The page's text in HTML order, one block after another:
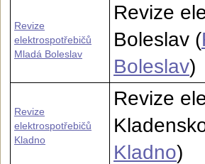
Revize
elektrospotřebičů
Mladá Boleslav
Revize
Boleslav (
Boleslav)
Revize
elektrospotřebičů
Kladno
Revize
Kladno)